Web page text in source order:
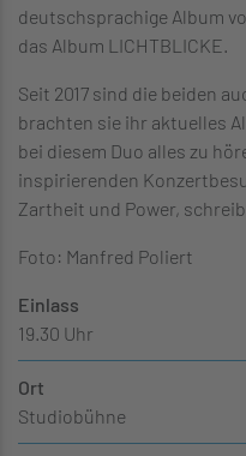
deutschsprachige Album
das Album LICHTBLICKE.
Seit 2017 sind die beiden
brachten sie ihr aktuelles
bei diesem Duo alles zu
inspirierenden
Zartheit und Power,
Foto: Manfred Poliert
Einlass
19.30 Uhr
Ort
Studiobühne